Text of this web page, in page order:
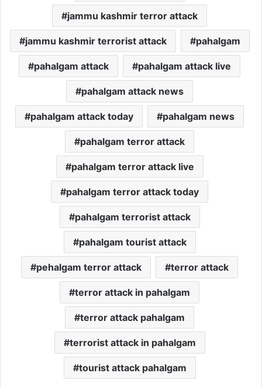
jammu kashmir terror attack
jammu kashmir terrorist attack pahalgam
pahalgam attack pahalgam attack live
pahalgam attack news
pahalgam attack today pahalgam news
pahalgam terror attack
pahalgam terror attack live
pahalgam terror attack today
pahalgam terrorist attack
pahalgam tourist attack
pehalgam terror attack terror attack
terror attack in pahalgam
terror attack pahalgam
terrorist attack in pahalgam
tourist attack pahalgam